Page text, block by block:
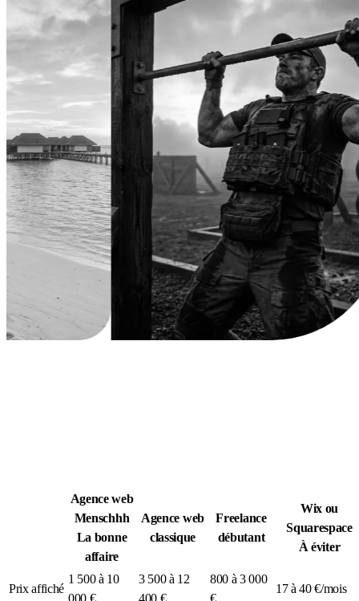
Agence web
Menschhh
La bonne
affaire
Agence web
classique
Freelance
débutant
Wix ou
Squarespace
À éviter
Prix affiché
1 500 à 10
000 €
3 500 à 12
400 €
800 à 3 000
€
17 à 40 €/mois